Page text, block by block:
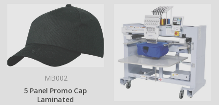
MB002
5 Panel Promo Cap
Laminated